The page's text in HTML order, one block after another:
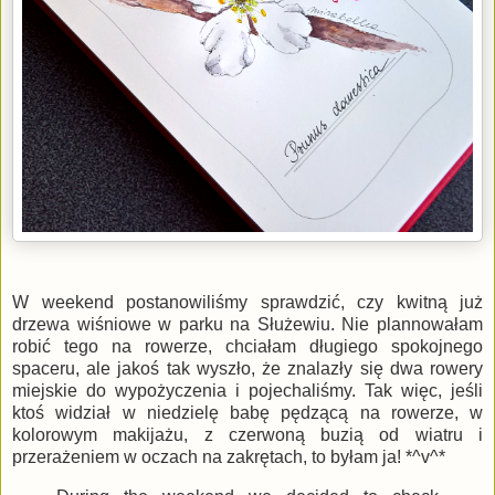
W weekend postanowiliśmy sprawdzić, czy kwitną już
drzewa wiśniowe w parku na Służewiu. Nie plannowałam
robić tego na rowerze, chciałam długiego spokojnego
spaceru, ale jakoś tak wyszło, że znalazły się dwa rowery
miejskie do wypożyczenia i pojechaliśmy. Tak więc, jeśli
ktoś widział w niedzielę babę pędzącą na rowerze, w
kolorowym makijażu, z czerwoną buzią od wiatru i
przerażeniem w oczach na zakrętach, to byłam ja! *^v^*